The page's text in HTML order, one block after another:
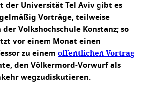
der Universität Tel Aviv gibt es
Vorträge, teilweise
Volkshochschule Konstanz; so
vor einem Monat einen
zu einem öffentlichen Vortrag
den Völkermord-Vorwurf als
wegzudiskutieren.